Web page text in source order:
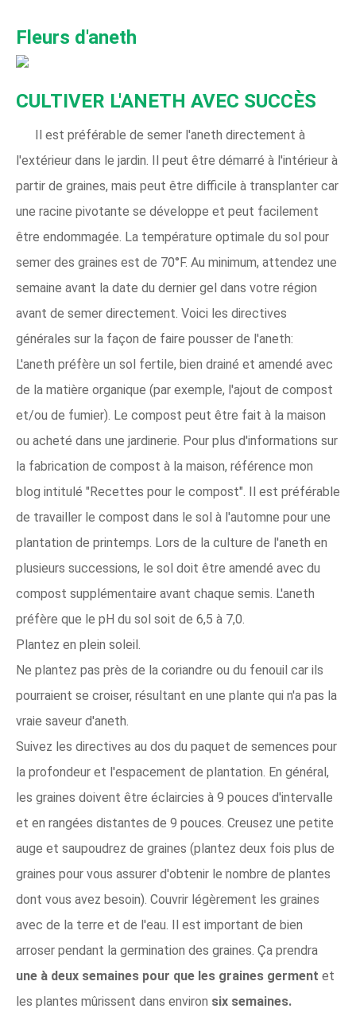
Fleurs d'aneth
CULTIVER L'ANETH AVEC SUCCÈS
Il est préférable de semer l'aneth directement à
l'extérieur dans le jardin. Il peut être démarré à l'intérieur à
partir de graines, mais peut être difficile à transplanter car
une racine pivotante se développe et peut facilement
être endommagée. La température optimale du sol pour
semer des graines est de 70°F. Au minimum, attendez une
semaine avant la date du dernier gel dans votre région
avant de semer directement. Voici les directives
générales sur la façon de faire pousser de l'aneth:
L'aneth préfère un sol fertile, bien drainé et amendé avec
de la matière organique (par exemple, l'ajout de compost
et/ou de fumier). Le compost peut être fait à la maison
ou acheté dans une jardinerie. Pour plus d'informations sur
la fabrication de compost à la maison, référence mon
blog intitulé "Recettes pour le compost". Il est préférable
de travailler le compost dans le sol à l'automne pour une
plantation de printemps. Lors de la culture de l'aneth en
plusieurs successions, le sol doit être amendé avec du
compost supplémentaire avant chaque semis. L'aneth
préfère que le pH du sol soit de 6,5 à 7,0.
Plantez en plein soleil.
Ne plantez pas près de la coriandre ou du fenouil car ils
pourraient se croiser, résultant en une plante qui n'a pas la
vraie saveur d'aneth.
Suivez les directives au dos du paquet de semences pour
la profondeur et l'espacement de plantation. En général,
les graines doivent être éclaircies à 9 pouces d'intervalle
et en rangées distantes de 9 pouces. Creusez une petite
auge et saupoudrez de graines (plantez deux fois plus de
graines pour vous assurer d'obtenir le nombre de plantes
dont vous avez besoin). Couvrir légèrement les graines
avec de la terre et de l'eau. Il est important de bien
arroser pendant la germination des graines. Ça prendra
une à deux semaines pour que les graines germent et
les plantes mûrissent dans environ six semaines.